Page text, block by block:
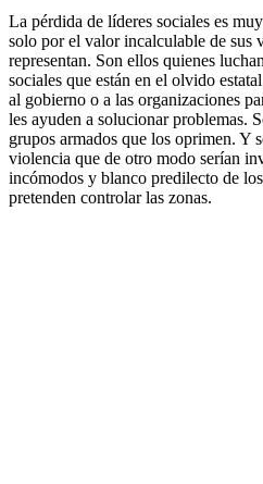
La pérdida de líderes sociales es
solo por el valor incalculable de sus
representan. Son ellos quienes
sociales que están en el olvido
al gobierno o a las organizaciones
les ayuden a solucionar problemas.
grupos armados que los oprimen. Y
violencia que de otro modo serían
incómodos y blanco predilecto de
pretenden controlar las zonas.